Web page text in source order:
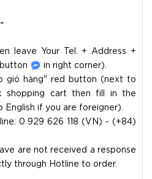
leave Your Tel. + Address +
in right corner).
giỏ hàng" red button (next to
shopping cart then fill in the
English if you are foreigner).
0 929 626 118 (VN) - (+84)
are not received a response
through Hotline to order.